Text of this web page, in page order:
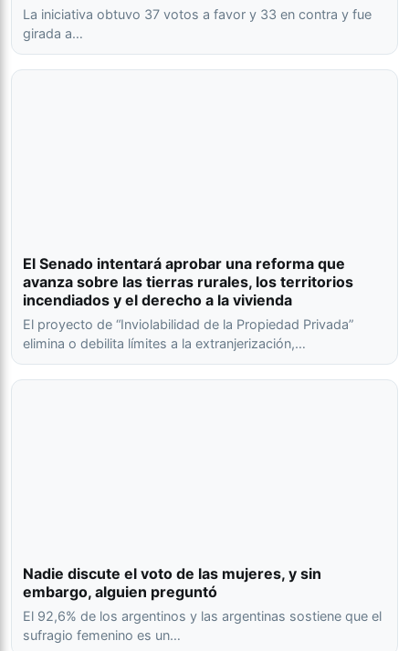
La iniciativa obtuvo 37 votos a favor y 33 en contra y fue
girada a…
El Senado intentará aprobar una reforma que
avanza sobre las tierras rurales, los territorios
incendiados y el derecho a la vivienda
El proyecto de “Inviolabilidad de la Propiedad Privada”
elimina o debilita límites a la extranjerización,…
Nadie discute el voto de las mujeres, y sin
embargo, alguien preguntó
El 92,6% de los argentinos y las argentinas sostiene que el
sufragio femenino es un…